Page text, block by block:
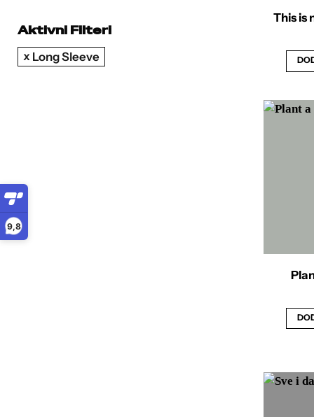
9,8
Aktivni Filteri
Long Sleeve
This is